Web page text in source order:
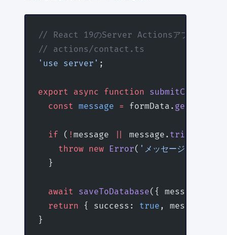
// React 19のServer Actionsアプローチ
// actions/contact.ts
'use server' ;
export async function
  const
message = formData. get
  if
( ! message message. trim
    throw
new Error( 'メッセージを入力し
  }
  await
saveToDatabase({ message });
  return
{ success: true , message:
}